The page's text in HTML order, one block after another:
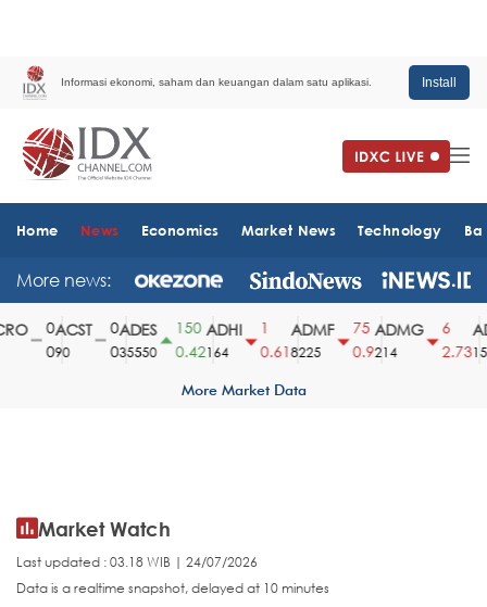
Informasi ekonomi, saham dan keuangan dalam satu aplikasi. Install
Home News Economics Market News Technology
More news:
ACST
90
ADES
35550
150
0.42
ADHI
164
0.61
ADMF
8225
75
0.9
ADMG
214
2.73
More Market Data
Market Watch
Last updated : 03.18 WIB | 24/07/2026
Data is a realtime snapshot, delayed at 10 minutes